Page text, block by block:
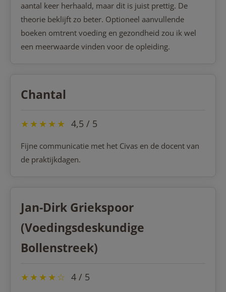
aantal keer herhaald, maar dit is juist prettig. De
theorie beklijft zo beter. Optioneel aanvullende
boeken omtrent voeding en gezondheid zou ik wel
een meerwaarde vinden voor de opleiding.
Chantal
★★★★★ 4,5 / 5
Fijne communicatie met het Civas en de docent van
de praktijkdagen.
Jan-Dirk Griekspoor
(Voedingsdeskundige
Bollenstreek)
★★★★☆ 4 / 5